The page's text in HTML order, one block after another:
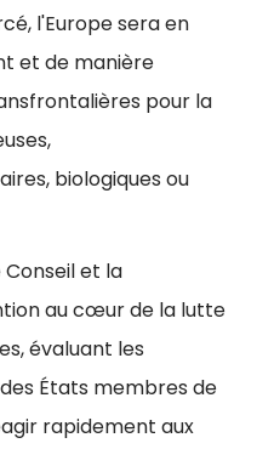
l'Europe sera en
et de manière
pour la
biologiques ou
et la
au cœur de la lutte
évaluant les
États membres de
rapidement aux